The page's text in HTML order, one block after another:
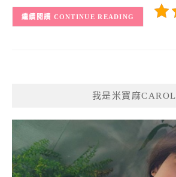
CONTINUE READING
我是米寶麻CAROL